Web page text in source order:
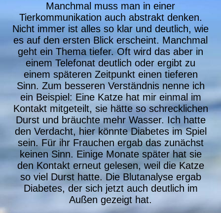
Manchmal muss man in einer
Tierkommunikation auch abstrakt denken.
Nicht immer ist alles so klar und deutlich, wie
es auf den ersten Blick erscheint. Manchmal
geht ein Thema tiefer. Oft wird das aber in
einem Telefonat deutlich oder ergibt zu
einem späteren Zeitpunkt einen tieferen
Sinn. Zum besseren Verständnis nenne ich
ein Beispiel: Eine Katze hat mir einmal im
Kontakt mitgeteilt, sie hätte so schrecklichen
Durst und bräuchte mehr Wasser. Ich hatte
den Verdacht, hier könnte Diabetes im Spiel
sein. Für ihr Frauchen ergab das zunächst
keinen Sinn. Einige Monate später hat sie
den Kontakt erneut gelesen, weil die Katze
so viel Durst hatte. Die Blutanalyse ergab
Diabetes, der sich jetzt auch deutlich im
Außen gezeigt hat.